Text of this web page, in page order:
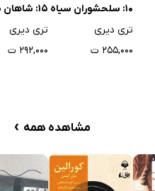
10: سلحشوران سیاه
و دژهای دودزده
تری دیری
۲۵۵,۰۰۰ ت
15:
تری دیری
۲۹۲,۰۰۰ ت
مشاهده همه ›